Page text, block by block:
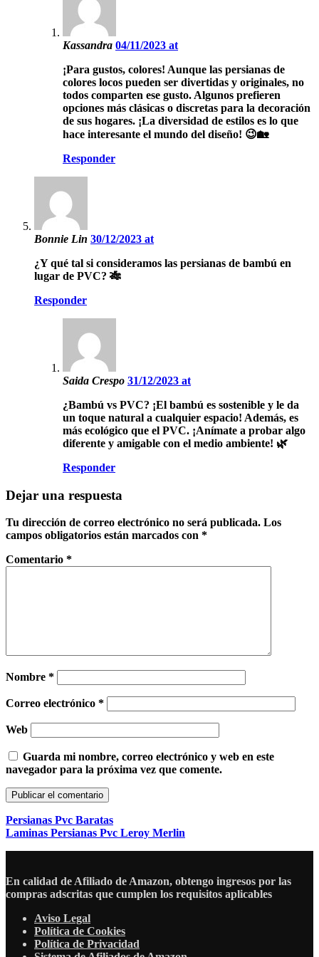
Kassandra 04/11/2023 at
¡Para gustos, colores! Aunque las persianas de
colores locos pueden ser divertidas y originales, no
todos comparten ese gusto. Algunos prefieren
opciones más clásicas o discretas para la decoración
de sus hogares. ¡La diversidad de estilos es lo que
hace interesante el mundo del diseño! 😉🏡
Responder
Bonnie Lin 30/12/2023 at
¿Y qué tal si consideramos las persianas de bambú en
lugar de PVC? 🎋
Responder
Saida Crespo 31/12/2023 at
¿Bambú vs PVC? ¡El bambú es sostenible y le da
un toque natural a cualquier espacio! Además, es
más ecológico que el PVC. ¡Anímate a probar algo
diferente y amigable con el medio ambiente! 🌿
Responder
Dejar una respuesta
Tu dirección de correo electrónico no será publicada. Los
campos obligatorios están marcados con *
Comentario *
Nombre *
Correo electrónico *
Web
Guarda mi nombre, correo electrónico y web en este
navegador para la próxima vez que comente.
Persianas Pvc Baratas
Laminas Persianas Pvc Leroy Merlin
En calidad de Afiliado de Amazon, obtengo ingresos por las
compras adscritas que cumplen los requisitos aplicables
Aviso Legal
Política de Cookies
Política de Privacidad